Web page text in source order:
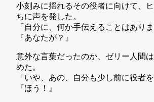
小刻みに揺れるその役者に向けて、
ちに声を発した。
「自分に、何か手伝えることはありま
『あなたが？』
意外な言葉だったのか、ゼリー人間
めた。
「いや、あの、自分も少し前に役者を
『ほう！』